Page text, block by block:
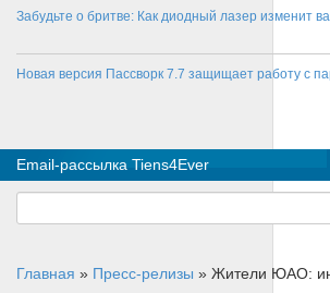
Забудьте о бритве: Как диодный лазер изменит
Новая версия Пассворк 7.7 защищает работу с
Email-рассылка Tiens4Ever
Главная » Пресс-релизы » Жители ЮАО: